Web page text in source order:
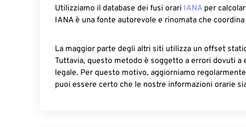
Utilizziamo il database dei fusi orari IANA per
IANA è una fonte autorevole e rinomata che
La maggior parte degli altri siti utilizza un offset
Tuttavia, questo metodo è soggetto a errori dovuti
legale. Per questo motivo, aggiorniamo
puoi essere certo che le nostre informazioni orarie